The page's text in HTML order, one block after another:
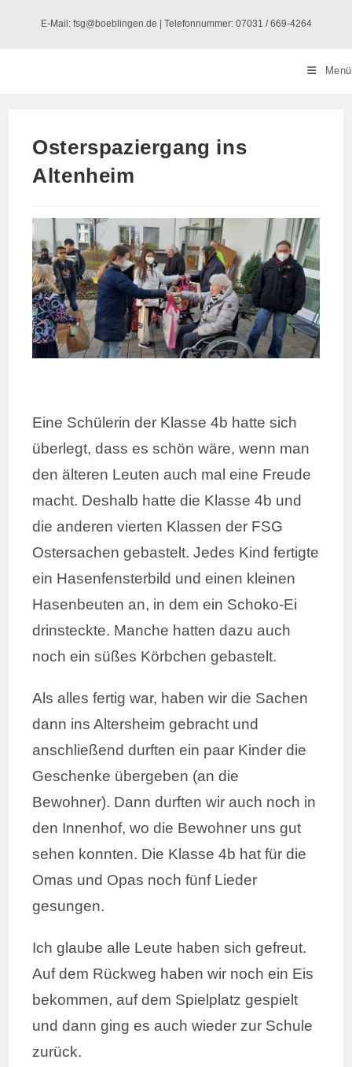
E-Mail: fsg@boeblingen.de | Telefonnummer: 07031 / 669-4264
Menü
Osterspaziergang ins
Altenheim
Eine Schülerin der Klasse 4b hatte sich
überlegt, dass es schön wäre, wenn man
den älteren Leuten auch mal eine Freude
macht. Deshalb hatte die Klasse 4b und
die anderen vierten Klassen der FSG
Ostersachen gebastelt. Jedes Kind fertigte
ein Hasenfensterbild und einen kleinen
Hasenbeuten an, in dem ein Schoko-Ei
drinsteckte. Manche hatten dazu auch
noch ein süßes Körbchen gebastelt.
Als alles fertig war, haben wir die Sachen
dann ins Altersheim gebracht und
anschließend durften ein paar Kinder die
Geschenke übergeben (an die
Bewohner). Dann durften wir auch noch in
den Innenhof, wo die Bewohner uns gut
sehen konnten. Die Klasse 4b hat für die
Omas und Opas noch fünf Lieder
gesungen.
Ich glaube alle Leute haben sich gefreut.
Auf dem Rückweg haben wir noch ein Eis
bekommen, auf dem Spielplatz gespielt
und dann ging es auch wieder zur Schule
zurück.